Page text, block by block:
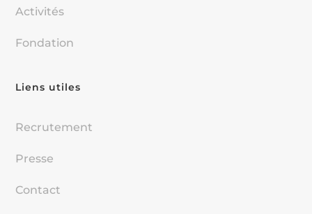
Activités
Fondation
Liens utiles
Recrutement
Presse
Contact